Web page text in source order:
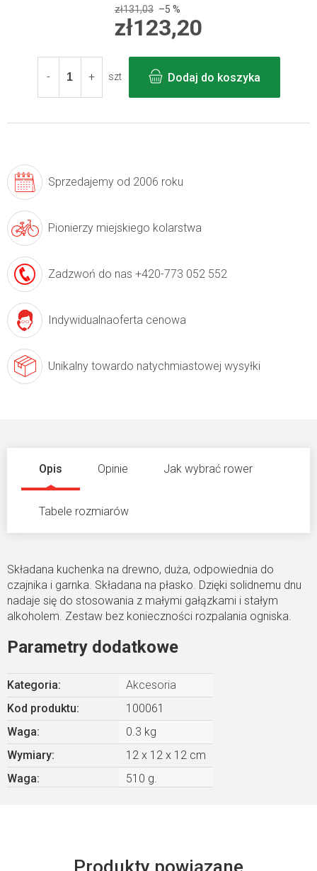
zł131,03 –5 %
zł123,20
jednostkowa:
szt
Dodaj do koszyka
Sprzedajemy od 2006 roku
Pionierzy miejskiego kolarstwa
Zadzwoń do nas +420-773 052 552
Indywidualnaoferta cenowa
Unikalny towardo natychmiastowej wysyłki
Opis Opinie Jak wybrać rower
Tabele rozmiarów
Składana kuchenka na drewno, duża, odpowiednia do
czajnika i garnka. Składana na płasko. Dzięki solidnemu dnu
nadaje się do stosowania z małymi gałązkami i stałym
alkoholem. Zestaw bez konieczności rozpalania ogniska.
Parametry dodatkowe
Kategoria:
Akcesoria
Kod produktu:
100061
Waga:
0.3 kg
Wymiary:
12 x 12 x 12 cm
Waga: 510 g.